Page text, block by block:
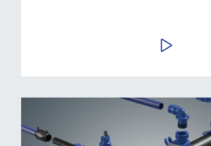
BEKIJK VIDEO